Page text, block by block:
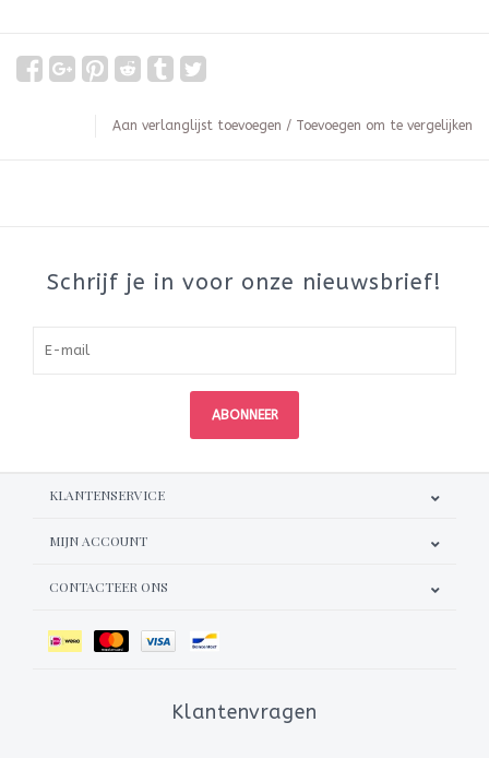
Aan verlanglijst toevoegen / Toevoegen om te vergelijken
Schrijf je in voor onze nieuwsbrief!
ABONNEER
KLANTENSERVICE
MIJN ACCOUNT
CONTACTEER ONS
Klantenvragen